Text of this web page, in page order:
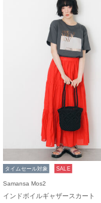
タイムセール対象 SALE
Samansa Mos2
インドボイルギャザースカート